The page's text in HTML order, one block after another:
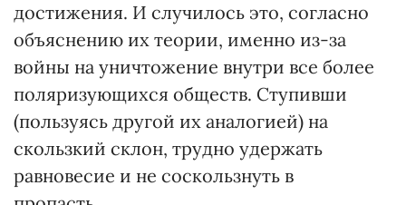
достижения. И случилось это, согласно
объяснению их теории, именно из-за
войны на уничтожение внутри все более
поляризующихся обществ. Ступивши
(пользуясь другой их аналогией) на
скользкий склон, трудно удержать
равновесие и не соскользнуть в